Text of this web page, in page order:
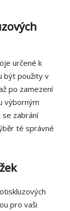
určené k
být použity v
po zamezení
výborným
se zabrání
té správné
pro vaši